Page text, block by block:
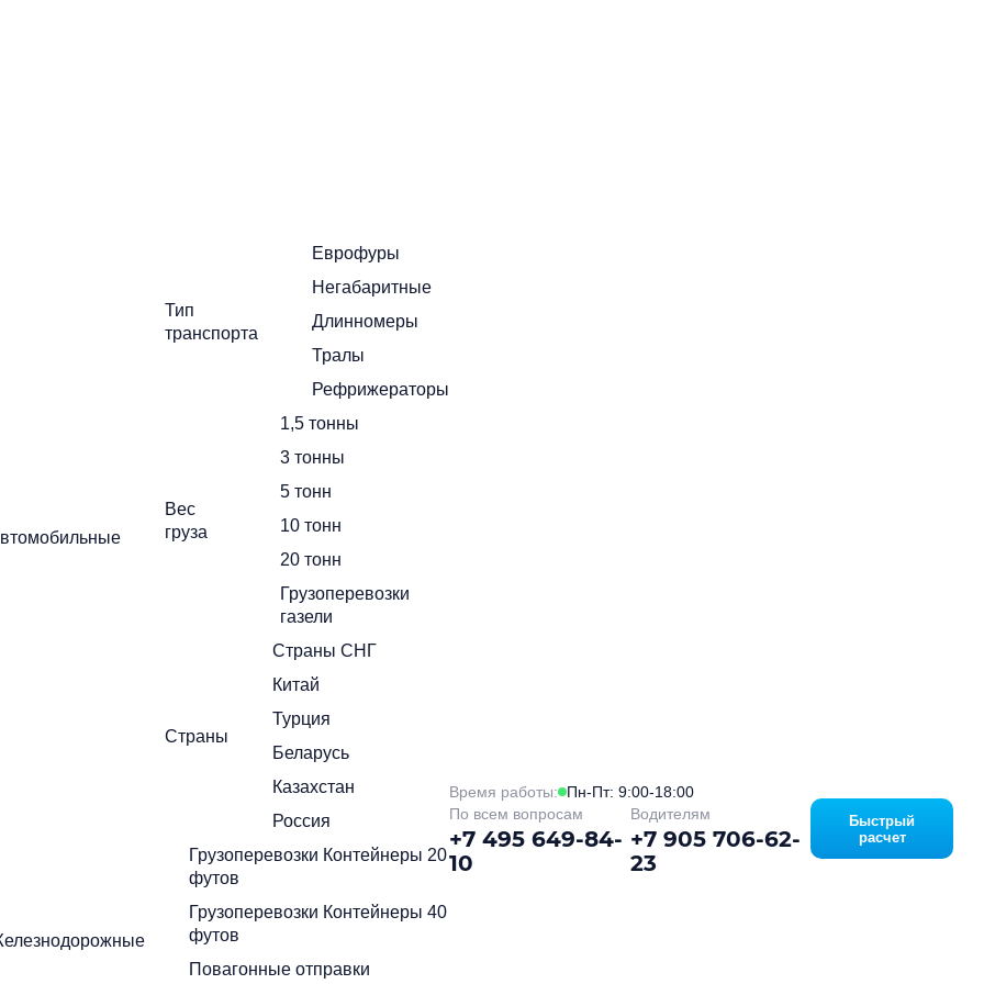
Тип
транспорта
Еврофуры
Негабаритные
Длинномеры
Тралы
Рефрижераторы
Вес
груза
1,5 тонны
3 тонны
5 тонн
10 тонн
20 тонн
Грузоперевозки
газели
Страны
Страны СНГ
Китай
Турция
Беларусь
Казахстан
Россия
Грузоперевозки Контейнеры 20
футов
Грузоперевозки Контейнеры 40
футов
Повагонные отправки
Время работы: Пн-Пт: 9:00-18:00
По всем вопросам
+7 495 649-84-
10
Водителям
+7 905 706-62-
23
Быстрый
расчет
Нажимая на кнопку отправить Вы соглашаетесь с